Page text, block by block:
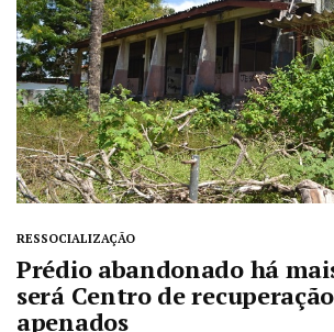
RESSOCIALIZAÇÃO
Prédio abandonado há
será Centro de
apenados